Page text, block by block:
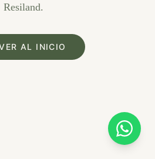
Resiland.
AL INICIO